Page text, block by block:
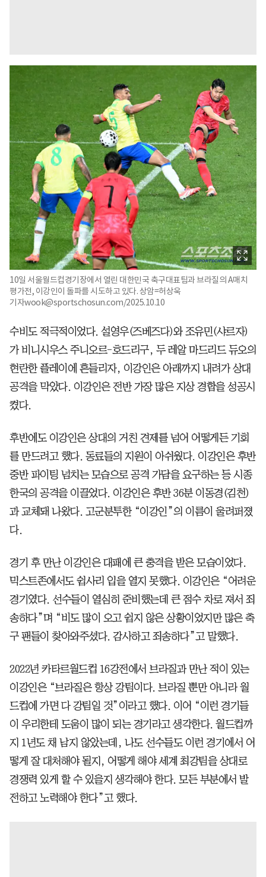
10일 서울월드컵경기장에서 열린 대한민국 축구대표팀과 브라질의 A매치
평가전, 이강인이 돌파를 시도하고 있다. 상암=허상욱
기자wook@sportschosun.com/2025.10.10
수비도 적극적이었다. 설영우(즈베즈다)와 조유민(샤르자)
가 비니시우스 주니오르-호드리구, 두 레알 마드리드 듀오의
현란한 플레이에 흔들리자, 이강인은 아래까지 내려가 상대
공격을 막았다. 이강인은 전반 가장 많은 지상 경합을 성공시
켰다.
후반에도 이강인은 상대의 거친 견제를 넘어 어떻게든 기회
를 만드려고 했다. 동료들의 지원이 아쉬웠다. 이강인은 후반
중반 파이팅 넘치는 모습으로 공격 가담을 요구하는 등 시종
한국의 공격을 이끌었다. 이강인은 후반 36분 이동경(김천)
과 교체돼 나왔다. 고군분투한 “이강인”의 이름이 울려퍼졌
다.
경기 후 만난 이강인은 대패에 큰 충격을 받은 모습이었다.
믹스트존에서도 쉽사리 입을 열지 못했다. 이강인은 “어려운
경기였다. 선수들이 열심히 준비했는데 큰 점수 차로 져서 죄
송하다”며 “비도 많이 오고 쉽지 않은 상황이었지만 많은 축
구 팬들이 찾아와주셨다. 감사하고 죄송하다”고 말했다.
2022년 카타르월드컵 16강전에서 브라질과 만난 적이 있는
이강인은 “브라질은 항상 강팀이다. 브라질 뿐만 아니라 월
드컵에 가면 다 강팀일 것”이라고 했다. 이어 “이런 경기들
이 우리한테 도움이 많이 되는 경기라고 생각한다. 월드컵까
지 1년도 채 남지 않았는데, 나도 선수들도 이런 경기에서 어
떻게 잘 대처해야 될지, 어떻게 해야 세계 최강팀을 상대로
경쟁력 있게 할 수 있을지 생각해야 한다. 모든 부분에서 발
전하고 노력해야 한다”고 했다.